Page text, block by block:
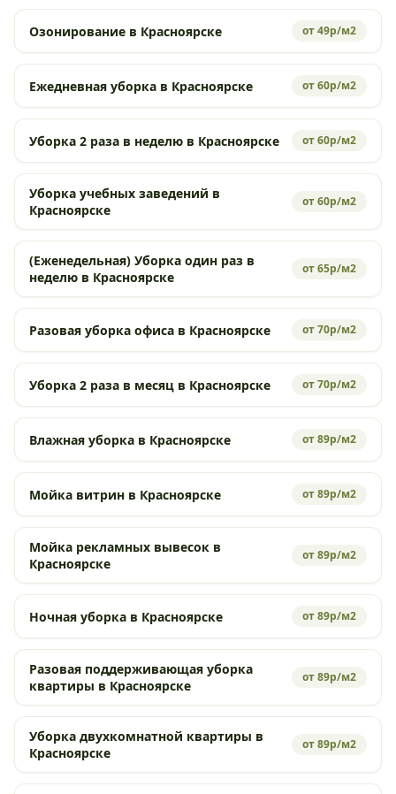
Озонирование в Красноярске от 49р/м2
Ежедневная уборка в Красноярске от 60р/м2
Уборка 2 раза в неделю в Красноярске от 60р/м2
Уборка учебных заведений в
Красноярске
от 60р/м2
(Еженедельная) Уборка один раз в
неделю в Красноярске
от 65р/м2
Разовая уборка офиса в Красноярске от 70р/м2
Уборка 2 раза в месяц в Красноярске от 70р/м2
Влажная уборка в Красноярске от 89р/м2
Мойка витрин в Красноярске от 89р/м2
Мойка рекламных вывесок в
Красноярске
от 89р/м2
Ночная уборка в Красноярске от 89р/м2
Разовая поддерживающая уборка
квартиры в Красноярске
от 89р/м2
Уборка двухкомнатной квартиры в
Красноярске
от 89р/м2